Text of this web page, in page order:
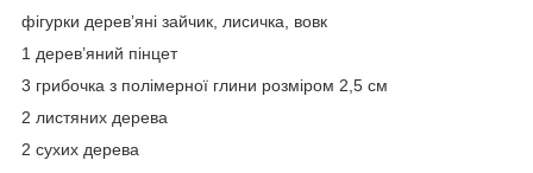
фігурки деревʼяні зайчик, лисичка, вовк
1 дерев’яний пінцет
3 грибочка з полімерної глини розміром 2,5 см
2 листяних дерева
2 сухих дерева